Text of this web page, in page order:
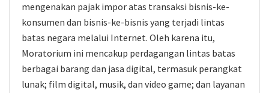
mengenakan pajak impor atas transaksi bisnis-ke-
konsumen dan bisnis-ke-bisnis yang terjadi lintas
batas negara melalui Internet. Oleh karena itu,
Moratorium ini mencakup perdagangan lintas batas
berbagai barang dan jasa digital, termasuk perangkat
lunak; film digital, musik, dan video game; dan layanan